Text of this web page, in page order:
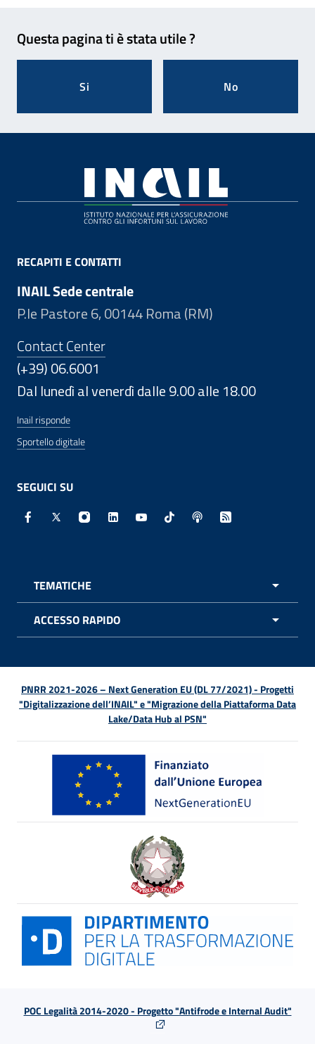
Questa pagina ti è stata utile ?
Si No
RECAPITI E CONTATTI
INAIL Sede centrale
P.le Pastore 6, 00144 Roma (RM)
Contact Center
(+39) 06.6001
Dal lunedì al venerdì dalle 9.00 alle 18.00
Inail risponde
Sportello digitale
SEGUICI SU
Facebook - Sito esterno - Apertura in nuova finestra
X - Sito esterno - Apertura in nuova finestra
Instagram - Sito esterno - Apertura in
Linkedin - Sito esterno - Apertura in
Youtube - Sito esterno -
TikTok - Sito esterno -
Spreaker - Sito
Feed RSS -
TEMATICHE
ACCESSO RAPIDO
PNRR 2021-2026 – Next Generation EU (DL 77/2021) - Progetti
"Digitalizzazione dell’INAIL" e "Migrazione della Piattaforma Data
Lake/Data Hub al PSN"
POC Legalità 2014-2020 - Progetto "Antifrode e Internal Audit"